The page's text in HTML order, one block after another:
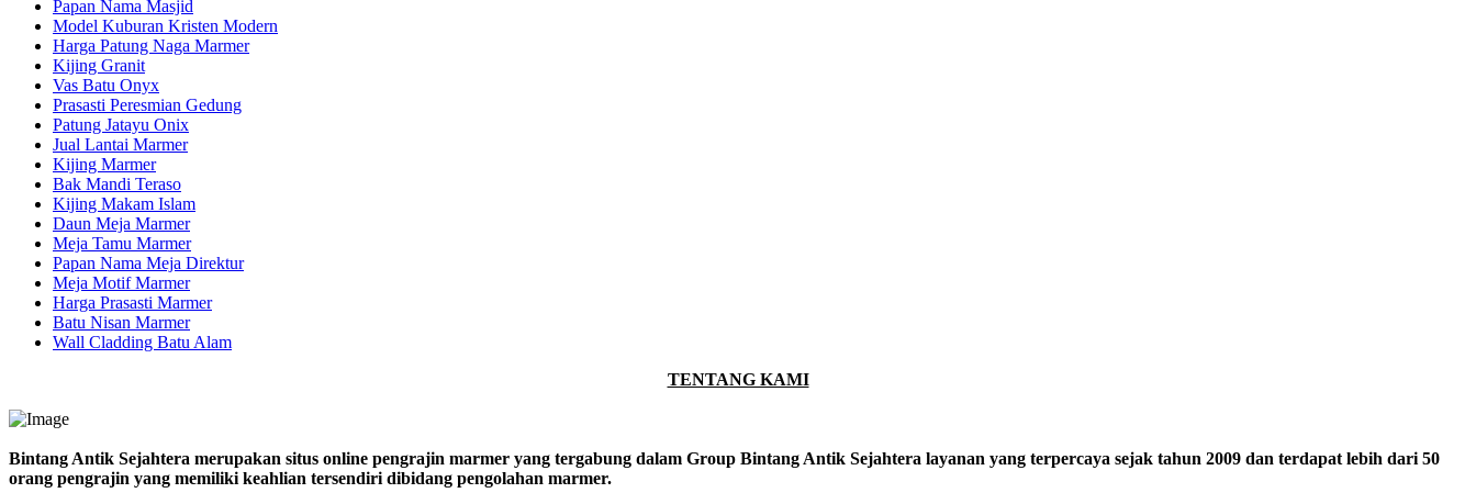
Papan Nama Masjid
Model Kuburan Kristen Modern
Harga Patung Naga Marmer
Kijing Granit
Vas Batu Onyx
Prasasti Peresmian Gedung
Patung Jatayu Onix
Jual Lantai Marmer
Kijing Marmer
Bak Mandi Teraso
Kijing Makam Islam
Daun Meja Marmer
Meja Tamu Marmer
Papan Nama Meja Direktur
Meja Motif Marmer
Harga Prasasti Marmer
Batu Nisan Marmer
Wall Cladding Batu Alam
TENTANG KAMI
Bintang Antik Sejahtera merupakan situs online pengrajin marmer yang tergabung dalam Group Bintang Antik Sejahtera layanan yang terpercaya sejak tahun 2009 dan terdapat lebih dari 50
orang pengrajin yang memiliki keahlian tersendiri dibidang pengolahan marmer.